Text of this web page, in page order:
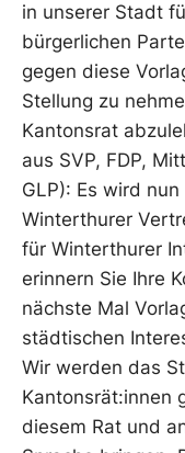
in unserer Stadt
bürgerlichen
gegen diese
Stellung zu
Kantonsrat
aus SVP, FDP,
GLP): Es wird
Winterthurer
für Winterthurer
erinnern Sie Ihre
nächste Mal
städtischen
Wir werden das
Kantonsrät:innen
diesem Rat und